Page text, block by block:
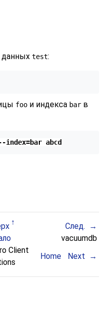
данных test:
foo и индекса bar в
abcd
След.
vacuumdb
Client
Home Next